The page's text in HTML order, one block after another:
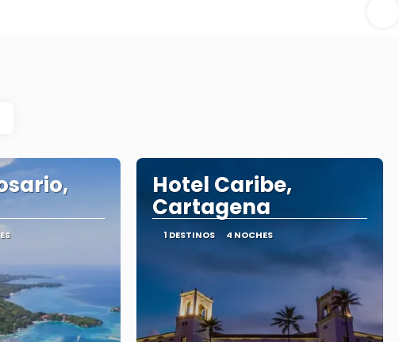
Hotel Caribe,
Cartagena
1 DESTINOS 4 NOCHES